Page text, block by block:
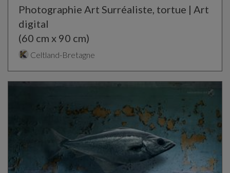
Photographie Art Surréaliste, tortue | Art
digital
(60 cm x 90 cm)
Celtland-Bretagne